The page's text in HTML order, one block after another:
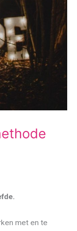
met en te